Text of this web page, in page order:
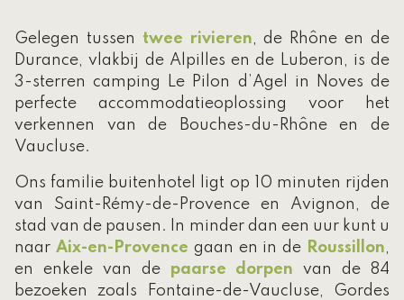
Gelegen tussen twee rivieren , de Rhône en de
Durance, vlakbij de Alpilles en de Luberon, is de
3-sterren camping Le Pilon d’Agel in Noves de
perfecte accommodatieoplossing voor het
verkennen van de Bouches-du-Rhône en de
Vaucluse.
Ons familie buitenhotel ligt op 10 minuten rijden
van Saint-Rémy-de-Provence en Avignon, de
stad van de pausen. In minder dan een uur kunt u
naar Aix-en-Provence gaan en in de Roussillon
en enkele van de paarse dorpen van de 84
bezoeken zoals Fontaine-de-Vaucluse, Gordes